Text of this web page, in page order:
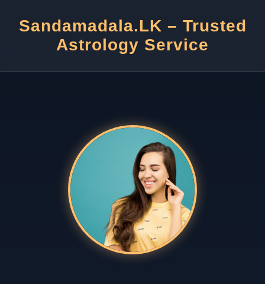
Sandamadala.LK – Trusted
Astrology Service